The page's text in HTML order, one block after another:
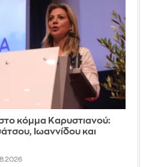
κόμμα Καρυστιανού:
Ιωαννίδου και